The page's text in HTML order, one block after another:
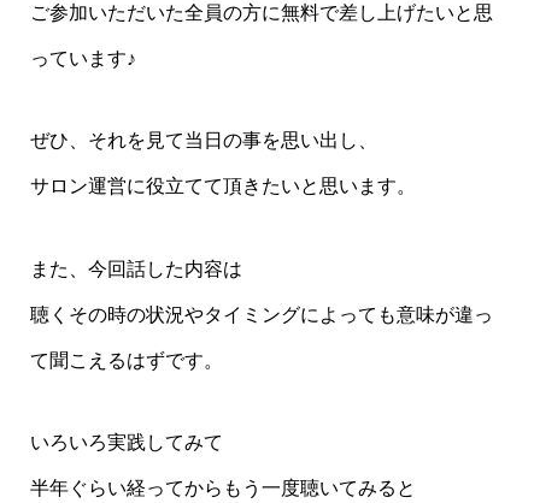
ご参加いただいた全員の方に無料で差し上げたいと思
っています♪
ぜひ、それを見て当日の事を思い出し、
サロン運営に役立てて頂きたいと思います。
また、今回話した内容は
聴くその時の状況やタイミングによっても意味が違っ
て聞こえるはずです。
いろいろ実践してみて
半年ぐらい経ってからもう一度聴いてみると